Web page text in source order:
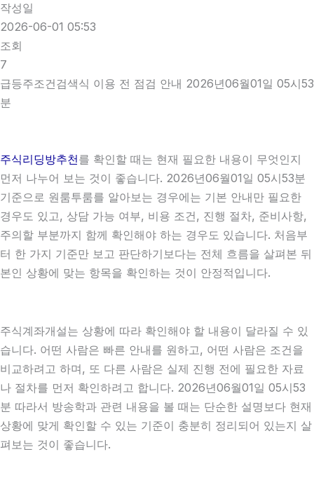
작성일
2026-06-01 05:53
조회
7
급등주조건검색식 이용 전 점검 안내 2026년06월01일 05시53
분
주식리딩방추천를 확인할 때는 현재 필요한 내용이 무엇인지
먼저 나누어 보는 것이 좋습니다. 2026년06월01일 05시53분
기준으로 원룸투룸를 알아보는 경우에는 기본 안내만 필요한
경우도 있고, 상담 가능 여부, 비용 조건, 진행 절차, 준비사항,
주의할 부분까지 함께 확인해야 하는 경우도 있습니다. 처음부
터 한 가지 기준만 보고 판단하기보다는 전체 흐름을 살펴본 뒤
본인 상황에 맞는 항목을 확인하는 것이 안정적입니다.
주식계좌개설는 상황에 따라 확인해야 할 내용이 달라질 수 있
습니다. 어떤 사람은 빠른 안내를 원하고, 어떤 사람은 조건을
비교하려고 하며, 또 다른 사람은 실제 진행 전에 필요한 자료
나 절차를 먼저 확인하려고 합니다. 2026년06월01일 05시53
분 따라서 방송학과 관련 내용을 볼 때는 단순한 설명보다 현재
상황에 맞게 확인할 수 있는 기준이 충분히 정리되어 있는지 살
펴보는 것이 좋습니다.